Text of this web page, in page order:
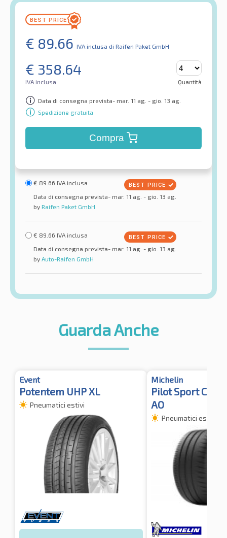
€ 89.66 IVA inclusa di Raifen Paket GmbH
€ 358.64
IVA inclusa Quantità
Data di consegna prevista- mar. 11 ag. - gio. 13 ag.
Spedizione gratuita
Compra
€ 89.66 IVA inclusa
Data di consegna prevista- mar. 11 ag. - gio. 13 ag.
by Raifen Paket GmbH
€ 89.66 IVA inclusa
Data di consegna prevista- mar. 11 ag. - gio. 13 ag.
by Auto-Raifen GmbH
Guarda Anche
Event
Potentem UHP XL
Pneumatici estivi
Michelin
Pilot Sport Cup
AO
Pneumatici estivi